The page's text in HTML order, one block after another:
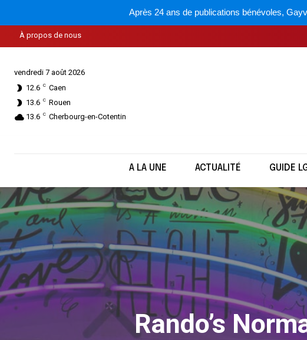
Après 24 ans de publications bénévoles,
À propos de nous
vendredi 7 août 2026
12.6 C Caen
13.6 C Rouen
13.6 C Cherbourg-en-Cotentin
A LA UNE ACTUALITÉ GUIDE
Rando’s